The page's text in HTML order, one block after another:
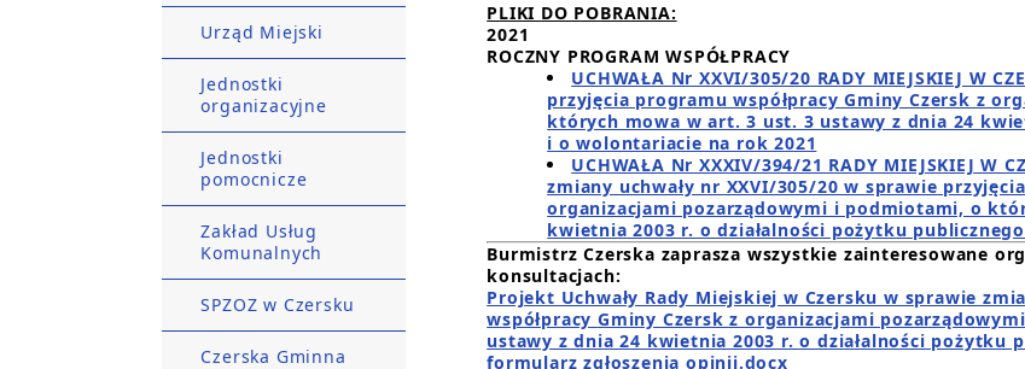
Urząd Miejski
Jednostki
organizacyjne
Jednostki
pomocnicze
Zakład Usług
Komunalnych
SPZOZ w Czersku
Czerska Gminna
PLIKI DO POBRANIA:
2021
ROCZNY PROGRAM WSPÓŁPRACY
UCHWAŁA Nr XXVI/305/20 RADY MIEJSKIEJ W
przyjęcia programu współpracy Gminy Czersk z
których mowa w art. 3 ust. 3 ustawy z dnia 24
i o wolontariacie na rok 2021
UCHWAŁA Nr XXXIV/394/21 RADY MIEJSKIEJ W
zmiany uchwały nr XXVI/305/20 w sprawie
organizacjami pozarządowymi i podmiotami, o
kwietnia 2003 r. o działalności pożytku
Burmistrz Czerska zaprasza wszystkie zainteresowane
konsultacjach:
Projekt Uchwały Rady Miejskiej w Czersku w sprawie
współpracy Gminy Czersk z organizacjami
ustawy z dnia 24 kwietnia 2003 r. o działalności pożytku
formularz zgłoszenia opinii.docx